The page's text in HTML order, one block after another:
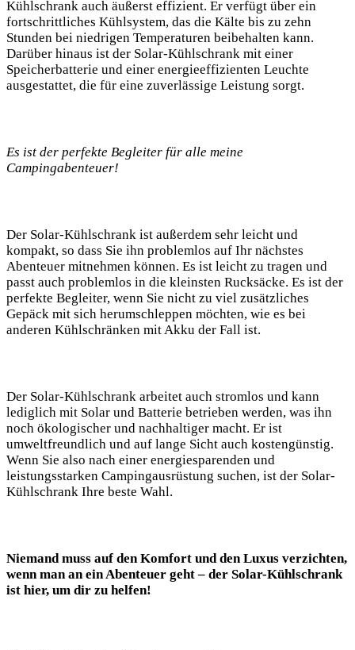
Kühlschrank​ auch äußerst ⁤effizient. Er⁣ verfügt über ein
fortschrittliches Kühlsystem, das die Kälte⁤ bis zu⁢ zehn
Stunden bei niedrigen Temperaturen beibehalten kann.
⁢Darüber ⁤hinaus ist der Solar-Kühlschrank mit einer‍
Speicherbatterie und einer energieeffizienten⁣ Leuchte‍
ausgestattet, die für eine zuverlässige Leistung sorgt.
Es ist ⁢der perfekte Begleiter für alle ⁤meine
Campingabenteuer!
Der Solar-Kühlschrank ist ‍außerdem⁤ sehr‍ leicht und
kompakt, so dass Sie ihn problemlos auf Ihr⁢ nächstes ​
Abenteuer mitnehmen können. Es ist​ leicht zu tragen und
passt auch problemlos in die kleinsten Rucksäcke. Es ist‍ der
perfekte Begleiter, wenn Sie nicht zu viel zusätzliches
Gepäck mit⁤ sich herumschleppen⁢ möchten, wie ‌es⁣ bei
anderen‌ Kühlschränken ‍mit ⁢Akku der Fall ⁤ist.
Der Solar-Kühlschrank arbeitet auch stromlos und kann
lediglich‌ mit Solar und Batterie⁤ betrieben werden, was ihn
noch ökologischer und nachhaltiger macht. Er ist
umweltfreundlich und⁢ auf lange Sicht auch kostengünstig. ​
Wenn Sie also nach einer energiesparenden und
leistungsstarken‍ Campingausrüstung​ suchen,⁢ ist der Solar-
Kühlschrank‌ Ihre beste Wahl.
Niemand muss auf den Komfort und den Luxus verzichten,
wenn man an ‍ein Abenteuer​ geht – der Solar-Kühlschrank
ist hier, um dir⁣ zu helfen!